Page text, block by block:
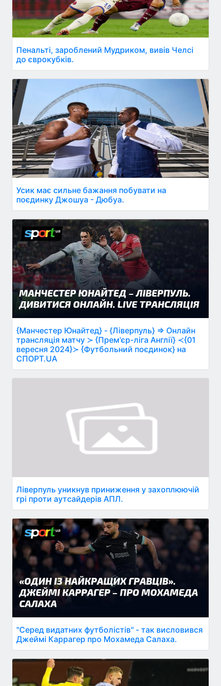
Пенальті, зароблений Мудриком, вивів Челсі
до єврокубків.
Усик має сильне бажання побувати на
поєдинку Джошуа - Дюбуа.
{Манчестер Юнайтед} - {Ліверпуль} ⇒ Онлайн
трансляція матчу ≻ {Прем'єр-ліга Англії} ≺{01
вересня 2024}≻ {Футбольний поєдинок} на
СПОРТ.UA
Ліверпуль уникнув приниження у захоплюючій
грі проти аутсайдерів АПЛ.
"Серед видатних футболістів" - так висловився
Джеймі Каррагер про Мохамеда Салаха.